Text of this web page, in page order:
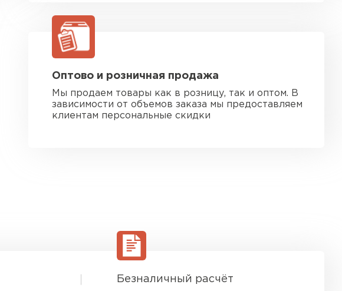
Оптово и розничная продажа
Мы продаем товары как в розницу, так и оптом. В
зависимости от объемов заказа мы предоставляем
клиентам персональные скидки
Безналичный расчёт